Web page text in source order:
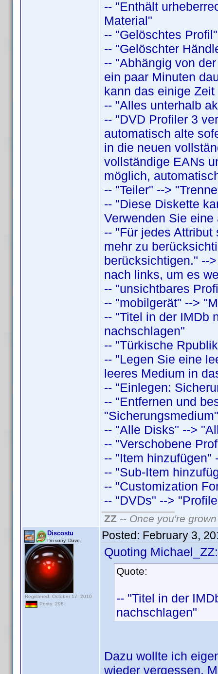
-- "Enthält
Material"
-- "Gelöschtes
-- "Gelöschter
-- "Abhängig von
ein paar Minuten
kann das einige Zeit
-- "Alles unterhalb
-- "DVD Profiler 3
automatisch alte
in die neuen
vollständige EANs
möglich,
-- "Teiler" -->
-- "Diese Diskette
Verwenden Sie
-- "Für jedes
mehr zu
berücksichtigen." --
nach links, um es
-- "unsichtbares
-- "mobilgerät" -->
-- "Titel in der IMDb
nachschlagen"
-- "Türkische
-- "Legen Sie eine
leeres Medium in
-- "Einlegen:
-- "Entfernen und
"Sicherungsmedium"
-- "Alle Disks" -->
-- "Verschobene
-- "Item hinzufügen"
-- "Sub-Item
-- "Customization
-- "DVDs" -->
ZZ -- Once you're
Discostu
I'm sorry, Dave.
Registered: October 17, 2010
Posts: 298
Posted: February 3,
Quoting Michael_ZZ:
Quote:
-- "Titel in der
nachschlagen"
Dazu wollte ich
wieder vergessen.